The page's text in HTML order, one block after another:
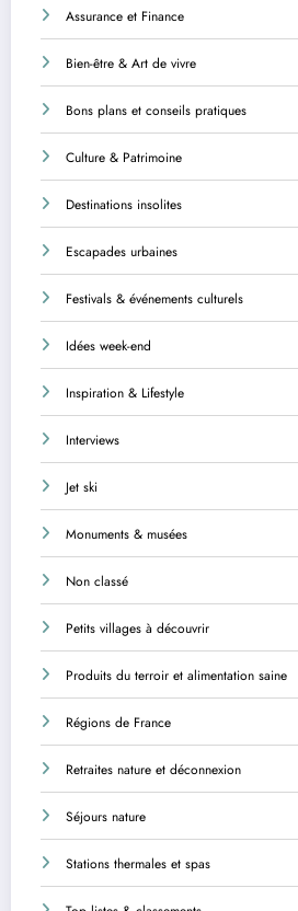
Assurance et Finance
Bien-être & Art de vivre
Bons plans et conseils pratiques
Culture & Patrimoine
Destinations insolites
Escapades urbaines
Festivals & événements culturels
Idées week-end
Inspiration & Lifestyle
Interviews
Jet ski
Monuments & musées
Non classé
Petits villages à découvrir
Produits du terroir et alimentation saine
Régions de France
Retraites nature et déconnexion
Séjours nature
Stations thermales et spas